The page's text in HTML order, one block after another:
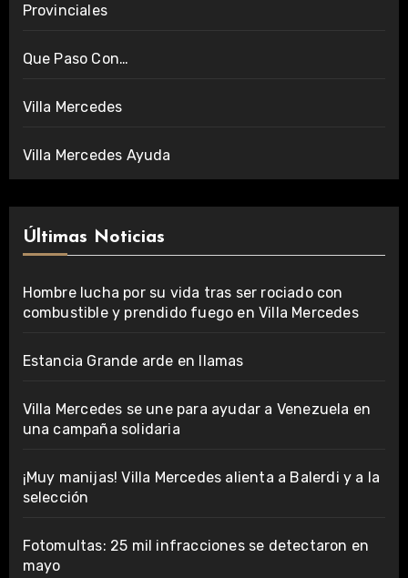
Provinciales
Que Paso Con…
Villa Mercedes
Villa Mercedes Ayuda
Últimas Noticias
Hombre lucha por su vida tras ser rociado con
combustible y prendido fuego en Villa Mercedes
Estancia Grande arde en llamas
Villa Mercedes se une para ayudar a Venezuela en
una campaña solidaria
¡Muy manijas! Villa Mercedes alienta a Balerdi y a la
selección
Fotomultas: 25 mil infracciones se detectaron en
mayo